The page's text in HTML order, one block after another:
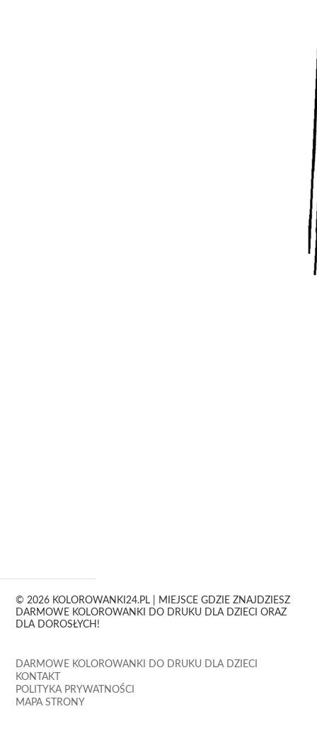
© 2026 KOLOROWANKI24.PL | MIEJSCE GDZIE ZNAJDZIESZ
DARMOWE KOLOROWANKI DO DRUKU DLA DZIECI ORAZ
DLA DOROSŁYCH!
DARMOWE KOLOROWANKI DO DRUKU DLA DZIECI
KONTAKT
POLITYKA PRYWATNOŚCI
MAPA STRONY